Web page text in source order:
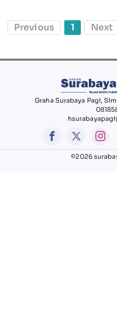
Previous 1 Next
Graha Surabaya Pagi,
©2026